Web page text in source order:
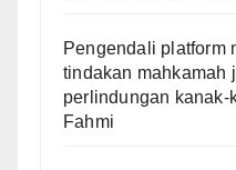
Pengendali platform
tindakan mahkamah
perlindungan kanak-
Fahmi